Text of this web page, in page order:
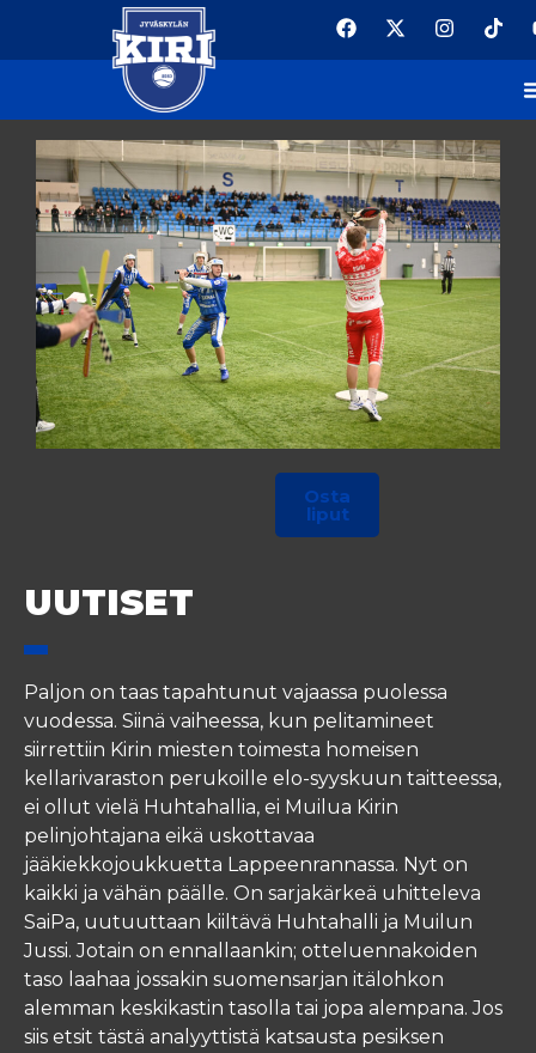
TALVIKLASSIKKO AVAA
PELIKAUDEN
Osta
liput
UUTISET
Paljon on taas tapahtunut vajaassa puolessa
vuodessa. Siinä vaiheessa, kun pelitamineet
siirrettiin Kirin miesten toimesta homeisen
kellarivaraston perukoille elo-syyskuun taitteessa,
ei ollut vielä Huhtahallia, ei Muilua Kirin
pelinjohtajana eikä uskottavaa
jääkiekkojoukkuetta Lappeenrannassa. Nyt on
kaikki ja vähän päälle. On sarjakärkeä uhitteleva
SaiPa, uutuuttaan kiiltävä Huhtahalli ja Muilun
Jussi. Jotain on ennallaankin; otteluennakoiden
taso laahaa jossakin suomensarjan itälohkon
alemman keskikastin tasolla tai jopa alempana. Jos
siis etsit tästä analyyttistä katsausta pesiksen